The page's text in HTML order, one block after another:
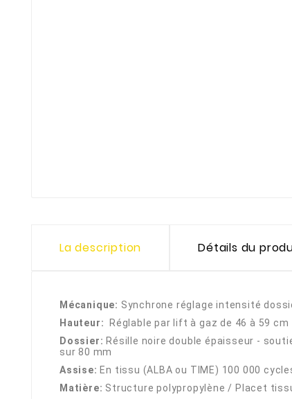
La description Détails du
Mécanique: Synchrone réglage intensité
Hauteur: Réglable par lift à gaz de 46 à 59 cm
Dossier: Résille noire double épaisseur -
sur 80 mm
Assise: En tissu (ALBA ou TIME) 100 000
Matière: Structure polypropylène / Placet